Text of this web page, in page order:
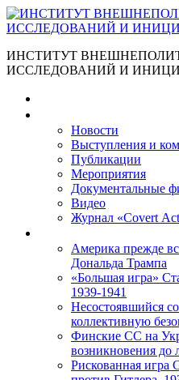
ИНСТИТУТ
ИССЛЕДОВАНИЙ И
Новости
Выступления и
Публикации
Мероприятия
Документальные
Видео
Журнал «Covert
Америка прежде
Дональда Трампа
«Большая игра»
1939-1941
Несостоявшийся
коллективную
Финские СС на
возникновения до
Рискованная игра